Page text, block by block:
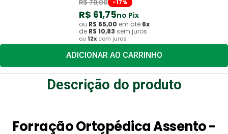
R$78,00 -17%
R$ 61,75no Pix
ou R$ 65,00 em até 6x
de R$ 10,83 sem juros
ou 12x com juros
ADICIONAR AO CARRINHO
Descrição do produto
Forração Ortopédica Assento -